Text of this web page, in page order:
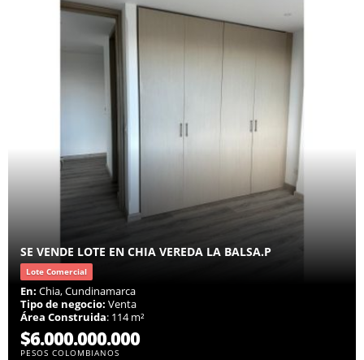
SE VENDE LOTE EN CHIA VEREDA LA BALSA.P
Lote Comercial
En: Chia, Cundinamarca
Tipo de negocio: Venta
Área Construida: 114 m²
$6.000.000.000
PESOS COLOMBIANOS